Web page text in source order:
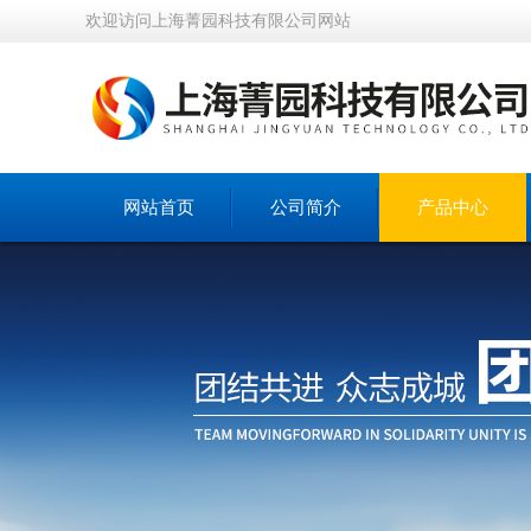
欢迎访问上海菁园科技有限公司网站
网站首页 公司简介 产品中心